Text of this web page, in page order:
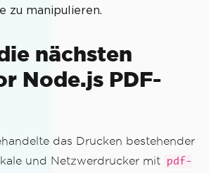
.print ('./contra
, 'user-42' , { copie
zu manipulieren.
nächsten
Node.js PDF-
das Drucken bestehender
und Netzwerdrucker mit
pdf-